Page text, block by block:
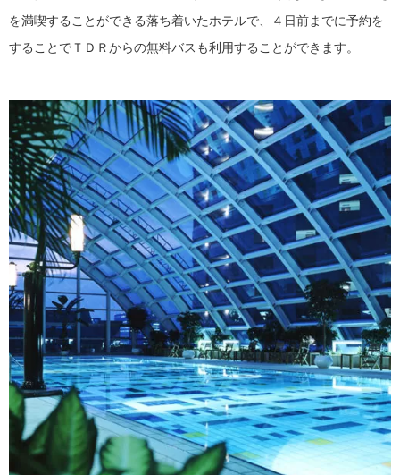
を満喫することができる落ち着いたホテルで、４日前までに予約を
することでＴＤＲからの無料バスも利用することができます。